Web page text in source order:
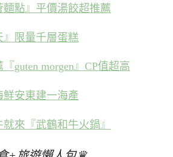
麵點』平價湯餃超推薦
限量千層蛋糕
guten morgen』CP值超高
安東建一海產
來『武鶴和牛火鍋』